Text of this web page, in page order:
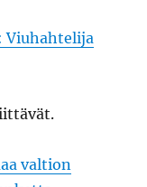
Viuhahtelija
valtion